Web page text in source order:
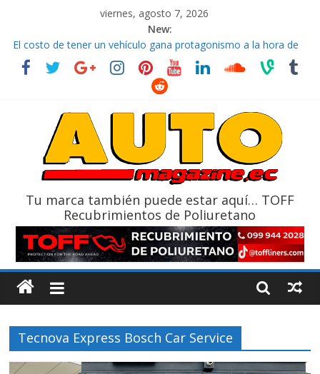
viernes, agosto 7, 2026
New:
El costo de tener un vehículo gana protagonismo a la hora de
decidir
Ultima película ‘Spider‑Man: Brand New Day’ pone en escena a
La Vuelta al Ecuador 2026, edición 47ª, recorre 7 provincias en 8
La FEDAK recibe 12 Sinotruk Bolden para cubrir las rutas de La
Tu marca también puede estar aquí… TOFF
Recubrimientos de Poliuretano
Tecnova Express Bosch Car Service